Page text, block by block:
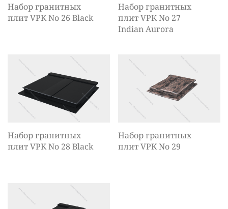
Набор гранитных
плит VPK No 26 Black
Набор гранитных
плит VPK No 27
Indian Aurora
Набор гранитных
плит VPK No 28 Black
Набор гранитных
плит VPK No 29